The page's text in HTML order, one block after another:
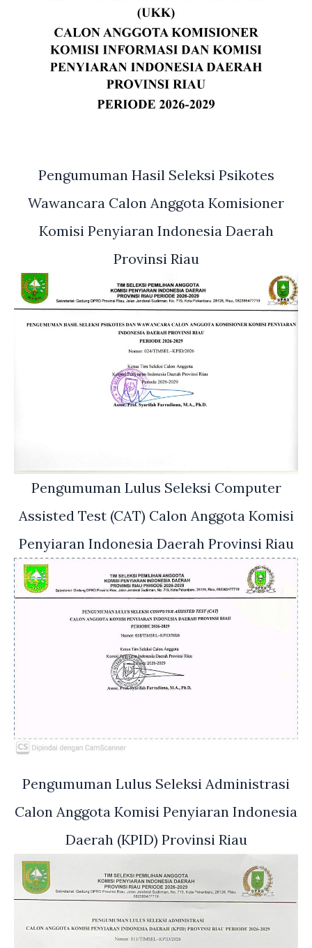
Pengumuman Hasil Seleksi Psikotes
Wawancara Calon Anggota Komisioner
Komisi Penyiaran Indonesia Daerah
Provinsi Riau
Pengumuman Lulus Seleksi Computer
Assisted Test (CAT) Calon Anggota Komisi
Penyiaran Indonesia Daerah Provinsi Riau
Pengumuman Lulus Seleksi Administrasi
Calon Anggota Komisi Penyiaran Indonesia
Daerah (KPID) Provinsi Riau